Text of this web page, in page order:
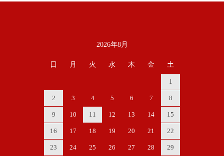
2026年8月
日 月 火 水 木 金 土
1
2 3 4 5 6 7 8
9 10 11 12 13 14 15
16 17 18 19 20 21 22
23 24 25 26 27 28 29